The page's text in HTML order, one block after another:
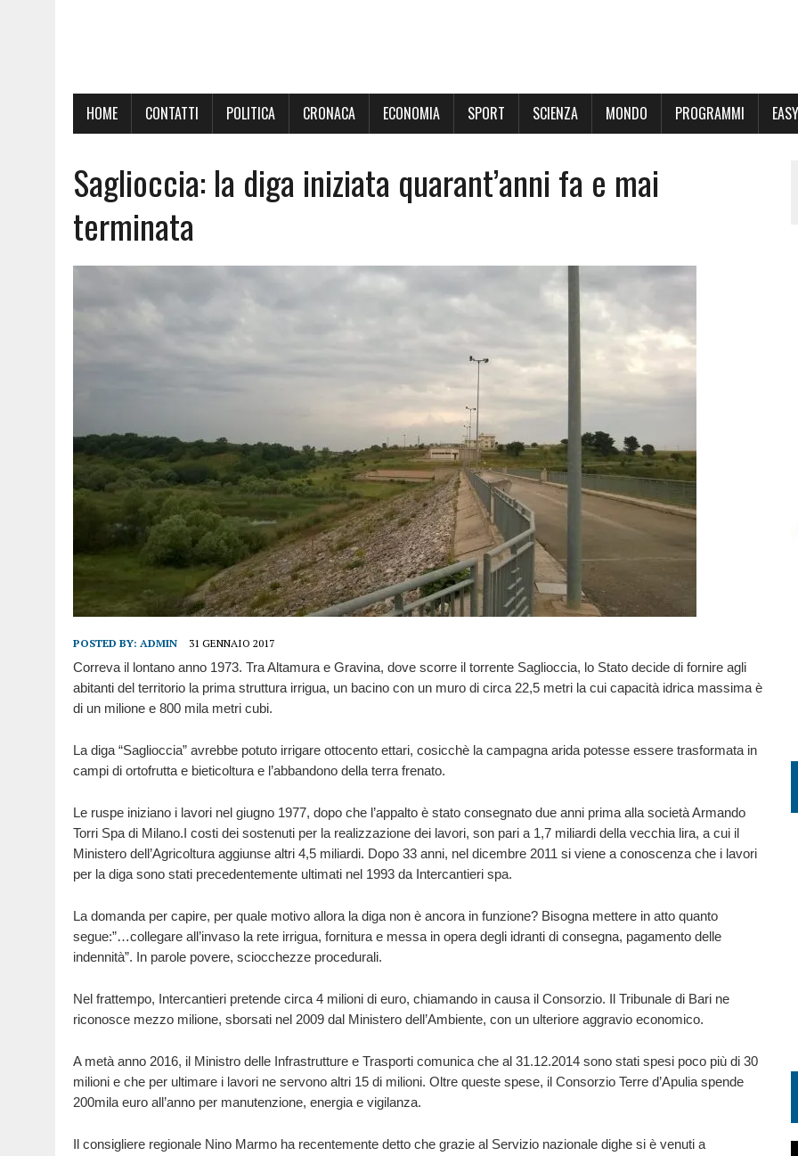
HOME CONTATTI POLITICA CRONACA ECONOMIA SPORT SCIENZA MONDO PROGRAMMI
Saglioccia: la diga iniziata quarant’anni fa e mai
terminata
POSTED BY: ADMIN 31 GENNAIO 2017
Correva il lontano anno 1973. Tra Altamura e Gravina, dove scorre il torrente Saglioccia, lo Stato decide di fornire agli
abitanti del territorio la prima struttura irrigua, un bacino con un muro di circa 22,5 metri la cui capacità idrica massima è
di un milione e 800 mila metri cubi.
La diga “Saglioccia” avrebbe potuto irrigare ottocento ettari, cosicchè la campagna arida potesse essere trasformata in
campi di ortofrutta e bieticoltura e l’abbandono della terra frenato.
Le ruspe iniziano i lavori nel giugno 1977, dopo che l’appalto è stato consegnato due anni prima alla società Armando
Torri Spa di Milano.I costi dei sostenuti per la realizzazione dei lavori, son pari a 1,7 miliardi della vecchia lira, a cui il
Ministero dell’Agricoltura aggiunse altri 4,5 miliardi. Dopo 33 anni, nel dicembre 2011 si viene a conoscenza che i lavori
per la diga sono stati precedentemente ultimati nel 1993 da Intercantieri spa.
La domanda per capire, per quale motivo allora la diga non è ancora in funzione? Bisogna mettere in atto quanto
segue:”…collegare all’invaso la rete irrigua, fornitura e messa in opera degli idranti di consegna, pagamento delle
indennità”. In parole povere, sciocchezze procedurali.
Nel frattempo, Intercantieri pretende circa 4 milioni di euro, chiamando in causa il Consorzio. Il Tribunale di Bari ne
riconosce mezzo milione, sborsati nel 2009 dal Ministero dell’Ambiente, con un ulteriore aggravio economico.
A metà anno 2016, il Ministro delle Infrastrutture e Trasporti comunica che al 31.12.2014 sono stati spesi poco più di 30
milioni e che per ultimare i lavori ne servono altri 15 di milioni. Oltre queste spese, il Consorzio Terre d’Apulia spende
200mila euro all’anno per manutenzione, energia e vigilanza.
Il consigliere regionale Nino Marmo ha recentemente detto che grazie al Servizio nazionale dighe si è venuti a